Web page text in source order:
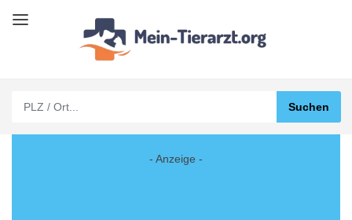
- Anzeige -